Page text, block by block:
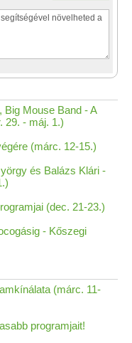
Mouse Band - A
29. - máj. 1.)
(márc. 12-15.)
és Balázs Klári -
(dec. 21-23.)
- Kőszegi
(márc. 11-
programjait!